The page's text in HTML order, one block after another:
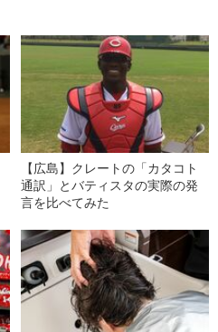
【広島】クレートの「カタコト
通訳」とバティスタの実際の発
言を比べてみた